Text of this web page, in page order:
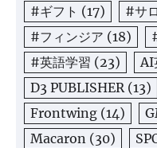
#ギフト (17) #サ
#フィンジア (18)
#英語学習 (23) AI
D3 PUBLISHER(13)
Frontwing (14)
Macaron (30)